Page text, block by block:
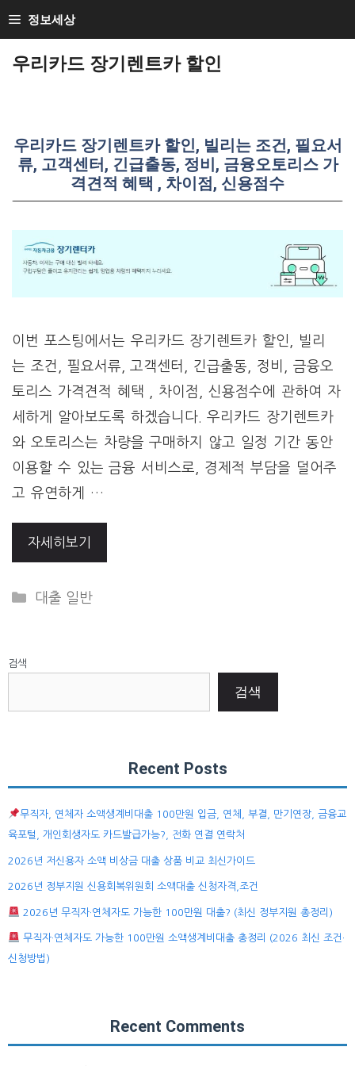
Skip
to
content
정보세상
우리카드 장기렌트카 할인
우리카드 장기렌트카 할인, 빌리는 조건, 필요서
류, 고객센터, 긴급출동, 정비, 금융오토리스 가
격견적 혜택 , 차이점, 신용점수
이번 포스팅에서는 우리카드 장기렌트카 할인, 빌리
는 조건, 필요서류, 고객센터, 긴급출동, 정비, 금융오
토리스 가격견적 혜택 , 차이점, 신용점수에 관하여 자
세하게 알아보도록 하겠습니다. 우리카드 장기렌트카
와 오토리스는 차량을 구매하지 않고 일정 기간 동안
이용할 수 있는 금융 서비스로, 경제적 부담을 덜어주
고 유연하게 …
자세히보기
Categories
대출 일반
검색
검색
Recent Posts
무직자, 연체자 소액생계비대출 100만원 입금, 연체, 부결, 만기연장, 금융교
육포털, 개인회생자도 카드발급가능?, 전화 연결 연락처
2026년 저신용자 소액 비상금 대출 상품 비교 최신가이드
2026년 정부지원 신용회복위원회 소액대출 신청자격,조건
2026년 무직자·연체자도 가능한 100만원 대출? (최신 정부지원 총정리)
무직자·연체자도 가능한 100만원 소액생계비대출 총정리 (2026 최신 조건·
신청방법)
Recent Comments